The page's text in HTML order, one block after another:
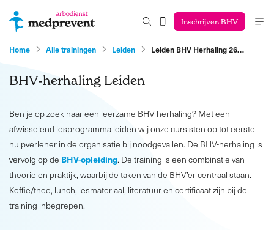
Inschrijven BHV
Home Alle trainingen Leiden Leiden BHV Herhaling 26…
BHV-herhaling Leiden
Ben je op zoek naar een leerzame BHV-herhaling? Met een
afwisselend lesprogramma leiden wij onze cursisten op tot eerste
hulpverlener in de organisatie bij noodgevallen. De BHV-herhaling is
vervolg op de BHV-opleiding. De training is een combinatie van
theorie en praktijk, waarbij de taken van de BHV’er centraal staan.
Koffie/thee, lunch, lesmateriaal, literatuur en certificaat zijn bij de
training inbegrepen.